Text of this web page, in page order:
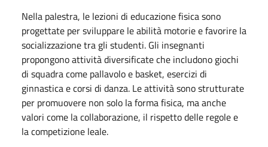
Nella palestra, le lezioni di educazione fisica sono
progettate per sviluppare le abilità motorie e favorire la
socializzazione tra gli studenti. Gli insegnanti
propongono attività diversificate che includono giochi
di squadra come pallavolo e basket, esercizi di
ginnastica e corsi di danza. Le attività sono strutturate
per promuovere non solo la forma fisica, ma anche
valori come la collaborazione, il rispetto delle regole e
la competizione leale.